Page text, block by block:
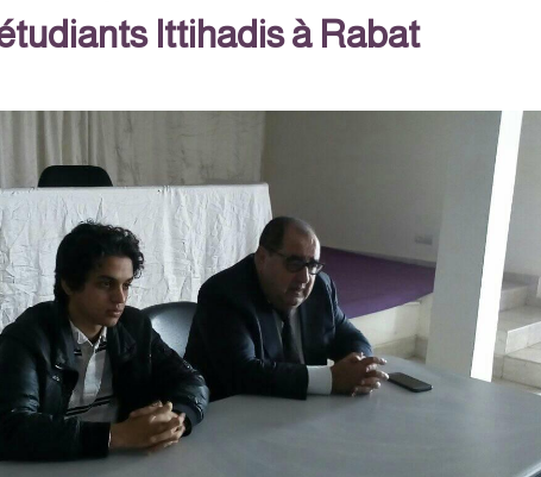
Ittihadis à Rabat